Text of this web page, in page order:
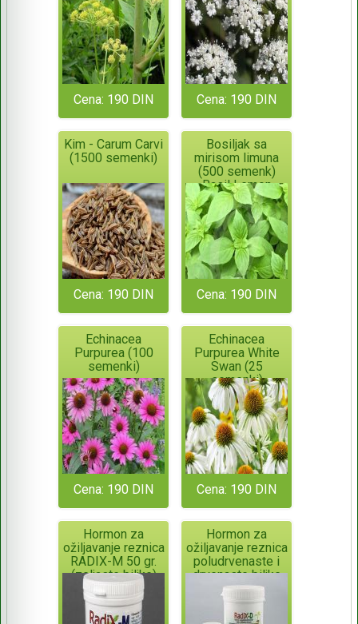
Cena: 190 DIN Cena: 190 DIN
Kim - Carum Carvi
(1500 semenki)
Cena: 190 DIN
Bosiljak sa
mirisom limuna
(500 semenk)
Basil Lemon
Cena: 190 DIN
Echinacea
Purpurea (100
semenki)
Cena: 190 DIN
Echinacea
Purpurea White
Swan (25
semenki)
Cena: 190 DIN
Hormon za
ožiljavanje reznica
RADIX-M 50 gr.
(zeljaste biljke)
ORIGINALNO
PAKOVANJE!
Hormon za
ožiljavanje reznica
poludrvenaste i
drvenaste biljke
RADIX-D 700gr.
ORIGINALNO
PAKOVANJE!